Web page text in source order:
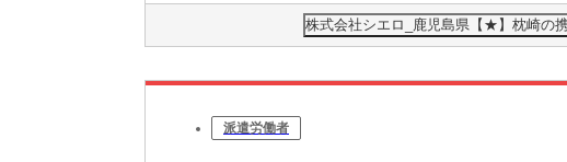
株式会社シエロ_鹿児島県【★】枕崎の
派遣労働者